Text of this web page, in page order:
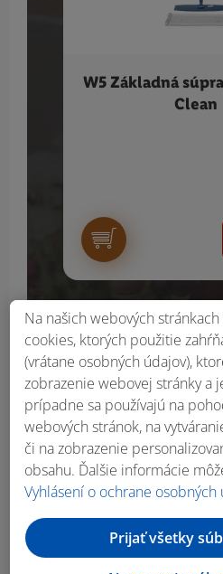
W5 Základná
Clean
Obsah bočného
Na našich webových
cookies, ktorých použitie
(vrátane osobných údajov),
zobrazenie webovej stránky a
prípadne sa používajú na
webových stránok, na
či na zobrazenie
obsahu. Ďalšie informácie
Vyhlásení o ochrane osobných
Prijať všetky